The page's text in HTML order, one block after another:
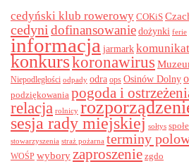
cedyński klub rowerowy COKiS
cedyni dofinansowanie dożynki ferie
informacja jarmark komunikat
konkurskoronawirus
Niepodległości odpady odra ops Osinów Dolny
podziękowania pogoda i
relacja rolnicy
sesja rady miejskiej sołtys
stowarzyszenia straż pożarna terminy
WOŚP wyboryzaproszenie zgdo